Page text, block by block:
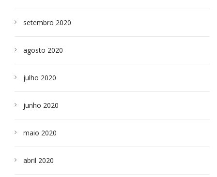
setembro 2020
agosto 2020
julho 2020
junho 2020
maio 2020
abril 2020